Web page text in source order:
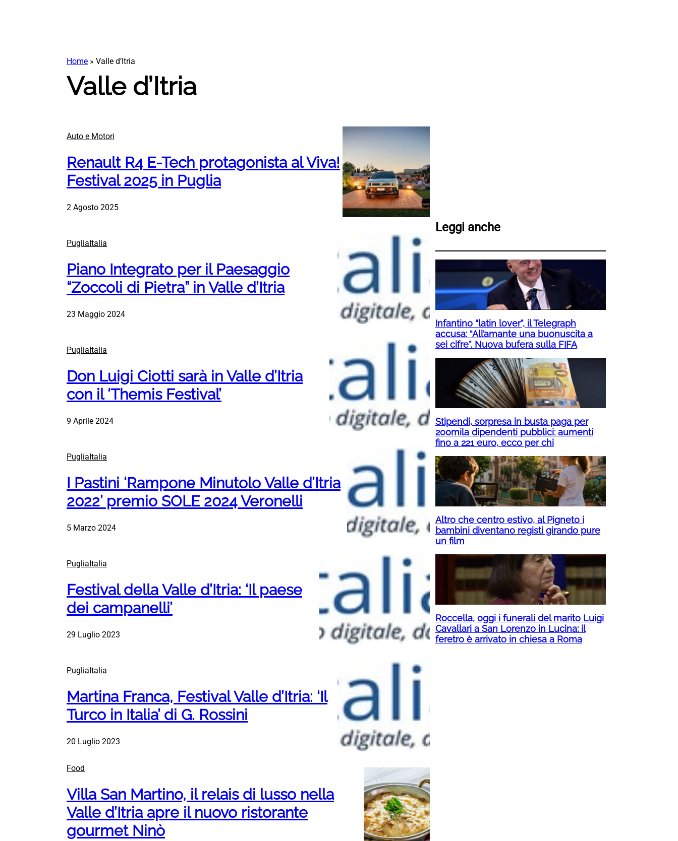
Home » Valle d’Itria
Valle d’Itria
Auto e Motori
Renault R4 E-Tech protagonista al Viva!
Festival 2025 in Puglia
2 Agosto 2025
PugliaItalia
Piano Integrato per il Paesaggio
“Zoccoli di Pietra” in Valle d’Itria
23 Maggio 2024
PugliaItalia
Don Luigi Ciotti sarà in Valle d’Itria
con il ‘Themis Festival’
9 Aprile 2024
PugliaItalia
I Pastini ‘Rampone Minutolo Valle d’Itria
2022’ premio SOLE 2024 Veronelli
5 Marzo 2024
PugliaItalia
Festival della Valle d’Itria: ‘Il paese
dei campanelli’
29 Luglio 2023
PugliaItalia
Martina Franca, Festival Valle d’Itria: ‘Il
Turco in Italia’ di G. Rossini
20 Luglio 2023
Food
Villa San Martino, il relais di lusso nella
Valle d’Itria apre il nuovo ristorante
gourmet Ninò
Leggi anche
Infantino “latin lover”, il Telegraph
accusa: “All’amante una buonuscita a
sei cifre”. Nuova bufera sulla FIFA
Stipendi, sorpresa in busta paga per
200mila dipendenti pubblici: aumenti
fino a 221 euro, ecco per chi
Altro che centro estivo, al Pigneto i
bambini diventano registi girando pure
un film
Roccella, oggi i funerali del marito Luigi
Cavallari a San Lorenzo in Lucina: il
feretro è arrivato in chiesa a Roma